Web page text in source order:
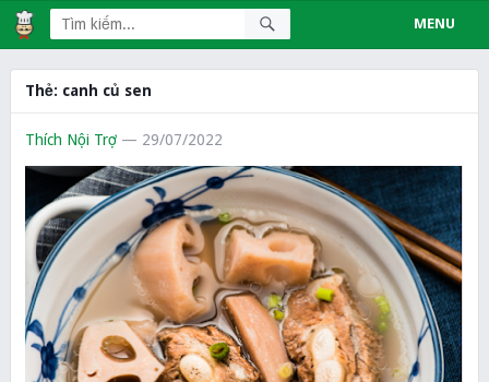
MENU
Thẻ: canh củ sen
Thích Nội Trợ — 29/07/2022